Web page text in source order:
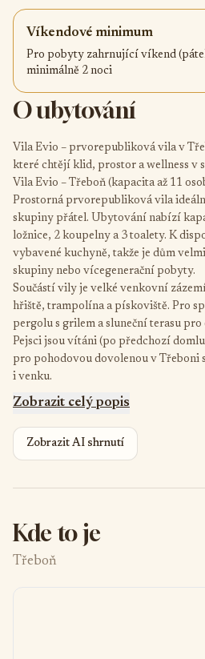
Víkendové minimum
Pro pobyty zahrnující víkend
minimálně 2 noci
O ubytování
Vila Evio – prvorepubliková vila v
které chtějí klid, prostor a wellness v
Vila Evio – Třeboň (kapacita až 11
Prostorná prvorepubliková vila
skupiny přátel. Ubytování nabízí
ložnice, 2 koupelny a 3 toalety. K
vybavené kuchyně, takže je dům
skupiny nebo vícegenerační pobyty.
Součástí vily je velké venkovní
hřiště, trampolína a pískoviště. Pro
pergolu s grilem a sluneční terasu pro
Pejsci jsou vítáni (po předchozí
pro pohodovou dovolenou v Třeboni
i venku.
Zobrazit celý popis
Zobrazit AI shrnutí
Kde to je
Třeboň